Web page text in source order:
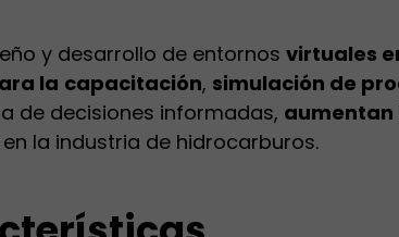
y desarrollo de entornos virtuales
la capacitación, simulación de
de decisiones informadas, aumentan
en la industria de hidrocarburos.